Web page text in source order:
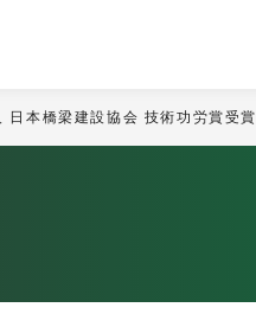
日本橋梁建設協会 技術功労賞受賞